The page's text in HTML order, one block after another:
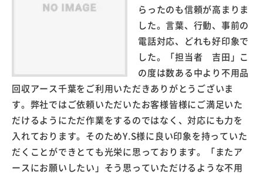
らったのも信頼が高まりま
した。言葉、行動、事前の
電話対応、どれも好印象で
した。「担当者 吉田」こ
の度は数ある中より不用品
回収アース千葉をご利用いただきありがとうございま
す。弊社ではご依頼いただいたお客様皆様にご満足いた
だけるようにただ作業をするのではなく、対応にも力を
入れております。そのためY.S様に良い印象を持っていた
だくことができとても光栄に思っております。「またア
ースにお願いしたい」そう思っていただけるような不用